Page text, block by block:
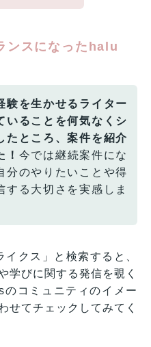
ンスになったhalu
験を生かせるライター
いることを何気なくシ
たところ、案件を紹介
！ 今では継続案件にな
分のやりたいことや得
する大切さを実感しま
クス」と検索すると、
学びに関する発信を覗く
コミュニティのイメー
せてチェックしてみてく